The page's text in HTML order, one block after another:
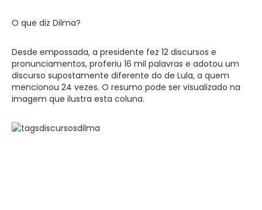
O que diz Dilma?
Desde empossada, a presidente fez 12 discursos e
pronunciamentos, proferiu 16 mil palavras e adotou um
discurso supostamente diferente do de Lula, a quem
mencionou 24 vezes. O resumo pode ser visualizado na
imagem que ilustra esta coluna.